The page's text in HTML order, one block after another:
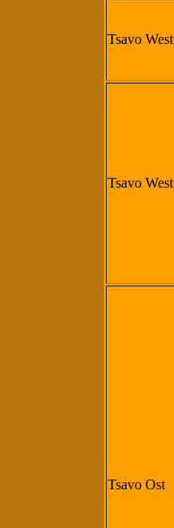
Tsavo West
Tsavo West
Tsavo Ost